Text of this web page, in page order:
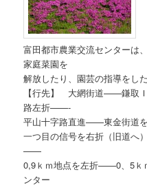
富田都市農業交流センターは
家庭菜園を
解放したり、園芸の指導をし
【行先】 大網街道——鎌取
路左折——-
平山十字路直進——東金街道
一つ目の信号を右折（旧道へ
——
0,9ｋｍ地点を左折——0、5
ンター